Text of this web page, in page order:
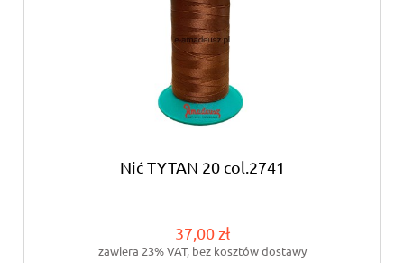
Nić TYTAN 20 col.2741
37,00 zł
zawiera 23% VAT, bez kosztów dostawy